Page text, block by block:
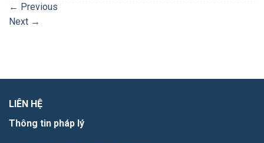
← Previous
Next →
LIÊN HỆ
Thông tin pháp lý